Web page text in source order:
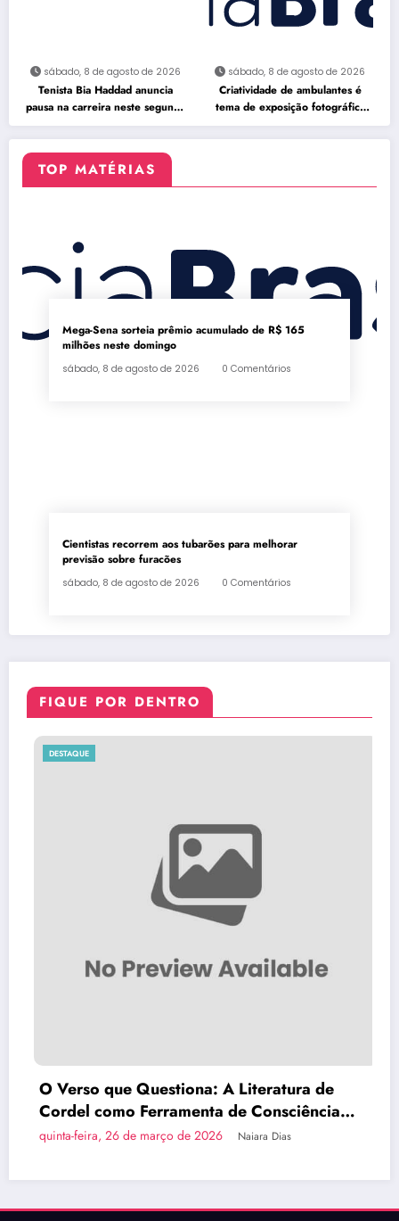
sábado, 8 de agosto de 2026
Tenista Bia Haddad anuncia
pausa na carreira neste segundo
semestre
sábado, 8 de agosto de 2026
Criatividade de ambulantes é
tema de exposição fotográfica
no Rio
TOP MATÉRIAS
Mega-Sena sorteia prêmio acumulado de R$ 165
milhões neste domingo
sábado, 8 de agosto de 2026 0 Comentários
Cientistas recorrem aos tubarões para melhorar
previsão sobre furacões
sábado, 8 de agosto de 2026 0 Comentários
FIQUE POR DENTRO
A Literatura de
de Consciência
de 2026 Naiara Dias
Brasília Inova
do País em
quinta-feira, 26 de